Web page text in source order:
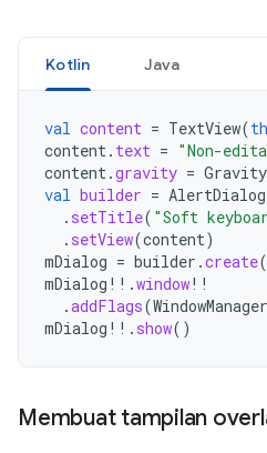
Kotlin Java
val content = TextView(
content. text = "Non-
content.gravity = Gravity
val builder = AlertDialog
. setTitle( "Soft
. setView(content)
mDialog = builder .create
mDialog !! .window!!
.addFlags(WindowManager
mDialog !! . show()
Membuat tampilan